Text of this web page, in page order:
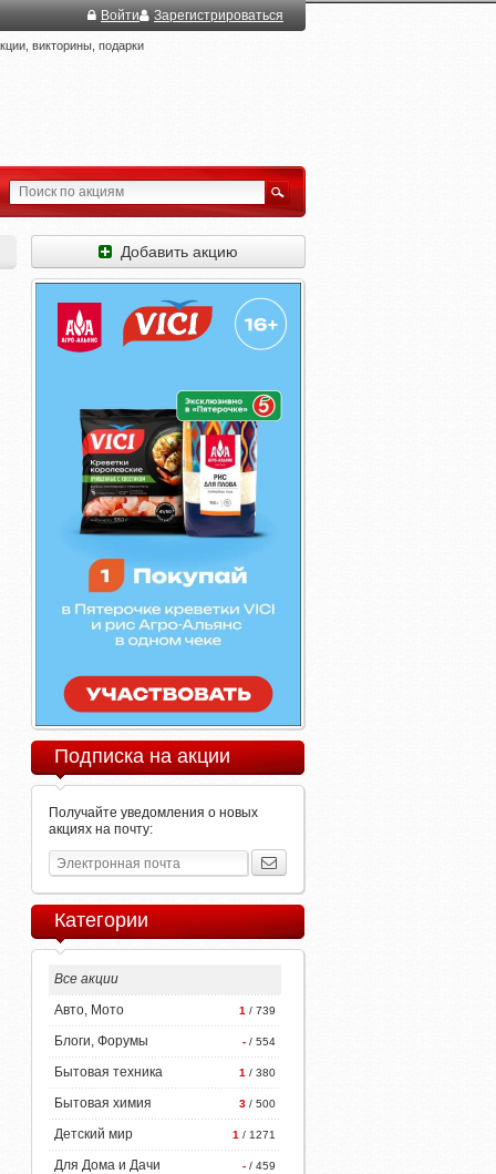
Войти Зарегистрироваться
викторины, подарки
Добавить акцию
Подписка на акции
Получайте уведомления о новых
акциях на почту:
Категории
Все акции
1 / 739
Авто, Мото
- / 554
Блоги, Форумы
1 / 380
Бытовая техника
3 / 500
Бытовая химия
1 / 1271
Детский мир
- / 459
Для Дома и Дачи